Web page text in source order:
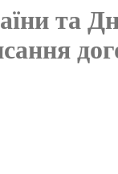
та